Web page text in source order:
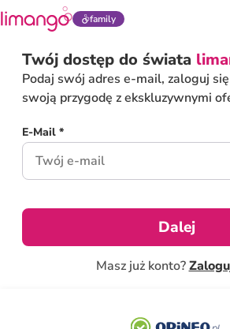
family
Twój dostęp do świata
Podaj swój adres e-mail, zaloguj
swoją przygodę z ekskluzywnymi
E-Mail *
Dalej
Masz już konto?